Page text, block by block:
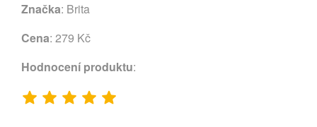
Značka: Brita
Cena: 279 Kč
Hodnocení produktu: